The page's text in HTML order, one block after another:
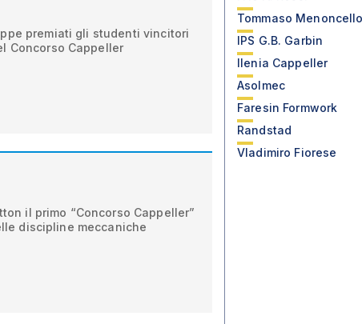
premiati gli studenti vincitori
Concorso Cappeller
il primo “Concorso Cappeller”
discipline meccaniche
Tommaso
IPS G.B. Garbin
Ilenia Cappeller
Asolmec
Faresin Formwork
Randstad
Vladimiro Fiorese